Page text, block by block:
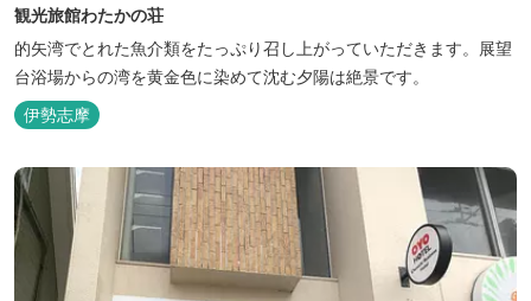
観光旅館わたかの荘
的矢湾でとれた魚介類をたっぷり召し上がっていただきます。展望
台浴場からの湾を黄金色に染めて沈む夕陽は絶景です。
伊勢志摩